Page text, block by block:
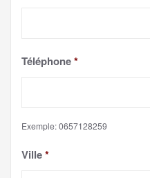
Téléphone*
Exemple: 0657128259
Ville*